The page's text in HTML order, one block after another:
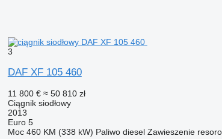
3
DAF XF 105 460
11 800 € ≈ 50 810 zł
Ciągnik siodłowy
2013
Euro 5
Moc 460 KM (338 kW) Paliwo diesel Zawieszenie